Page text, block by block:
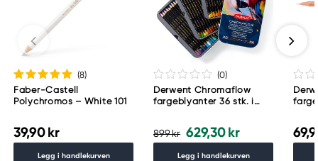
(8)
Faber-Castell
Polychromos – White 101
39,90 kr
Legg i handlekurven
(0)
Derwent Chromaflow
fargeblyanter 36 stk. i
899 kr 629,30 kr
Legg i handlekurven